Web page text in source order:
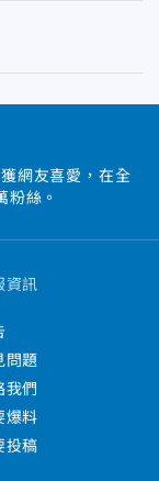
網友喜愛，在全
粉絲。
資訊
問題
我們
爆料
投稿